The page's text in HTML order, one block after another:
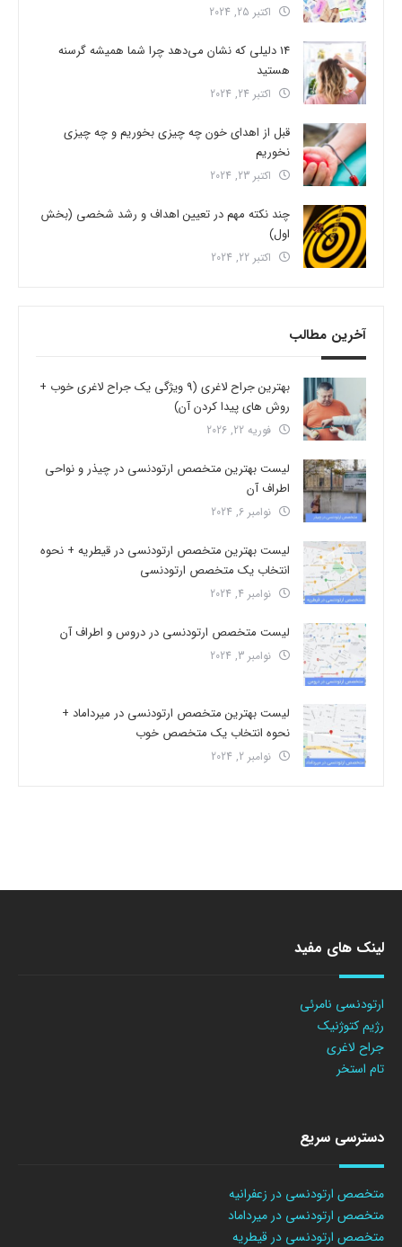
اکتبر 25, 2024
14 دلیلی که نشان می‌دهد چرا شما همیشه گرسنه
هستید
اکتبر 24, 2024
قبل از اهدای خون چه چیزی بخوریم و چه چیزی
نخوریم
اکتبر 23, 2024
چند نکته مهم در تعیین اهداف و رشد شخصی (بخش
اول)
اکتبر 22, 2024
آخرین مطالب
بهترین جراح لاغری (9 ویژگی یک جراح لاغری خوب +
روش های پیدا کردن آن)
فوریه 22, 2026
لیست بهترین متخصص ارتودنسی در چیذر و نواحی
اطراف آن
نوامبر 6, 2024
لیست بهترین متخصص ارتودنسی در قیطریه + نحوه
انتخاب یک متخصص ارتودنسی
نوامبر 4, 2024
لیست متخصص ارتودنسی در دروس و اطراف آن
نوامبر 3, 2024
لیست بهترین متخصص ارتودنسی در میرداماد +
نحوه انتخاب یک متخصص خوب
نوامبر 2, 2024
لینک های مفید
ارتودنسی نامرئی
رژیم کتوژنیک
جراح لاغری
تام استخر
دسترسی سریع
متخصص ارتودنسی در زعفرانیه
متخصص ارتودنسی در میرداماد
متخصص ارتودنسی در قیطریه